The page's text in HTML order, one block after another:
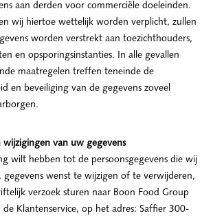
aan derden voor commerciële doeleinden.
wij hiertoe wettelijk worden verplicht, zullen
worden verstrekt aan toezichthouders,
en opsporingsinstanties. In alle gevallen
maatregelen treffen teneinde de
en beveiliging van de gegevens zoveel
wijzigingen van uw gegevens
wilt hebben tot de persoonsgegevens die wij
gegevens wenst te wijzigen of te verwijderen,
verzoek sturen naar Boon Food Group
Klantenservice, op het adres: Saffier 300-